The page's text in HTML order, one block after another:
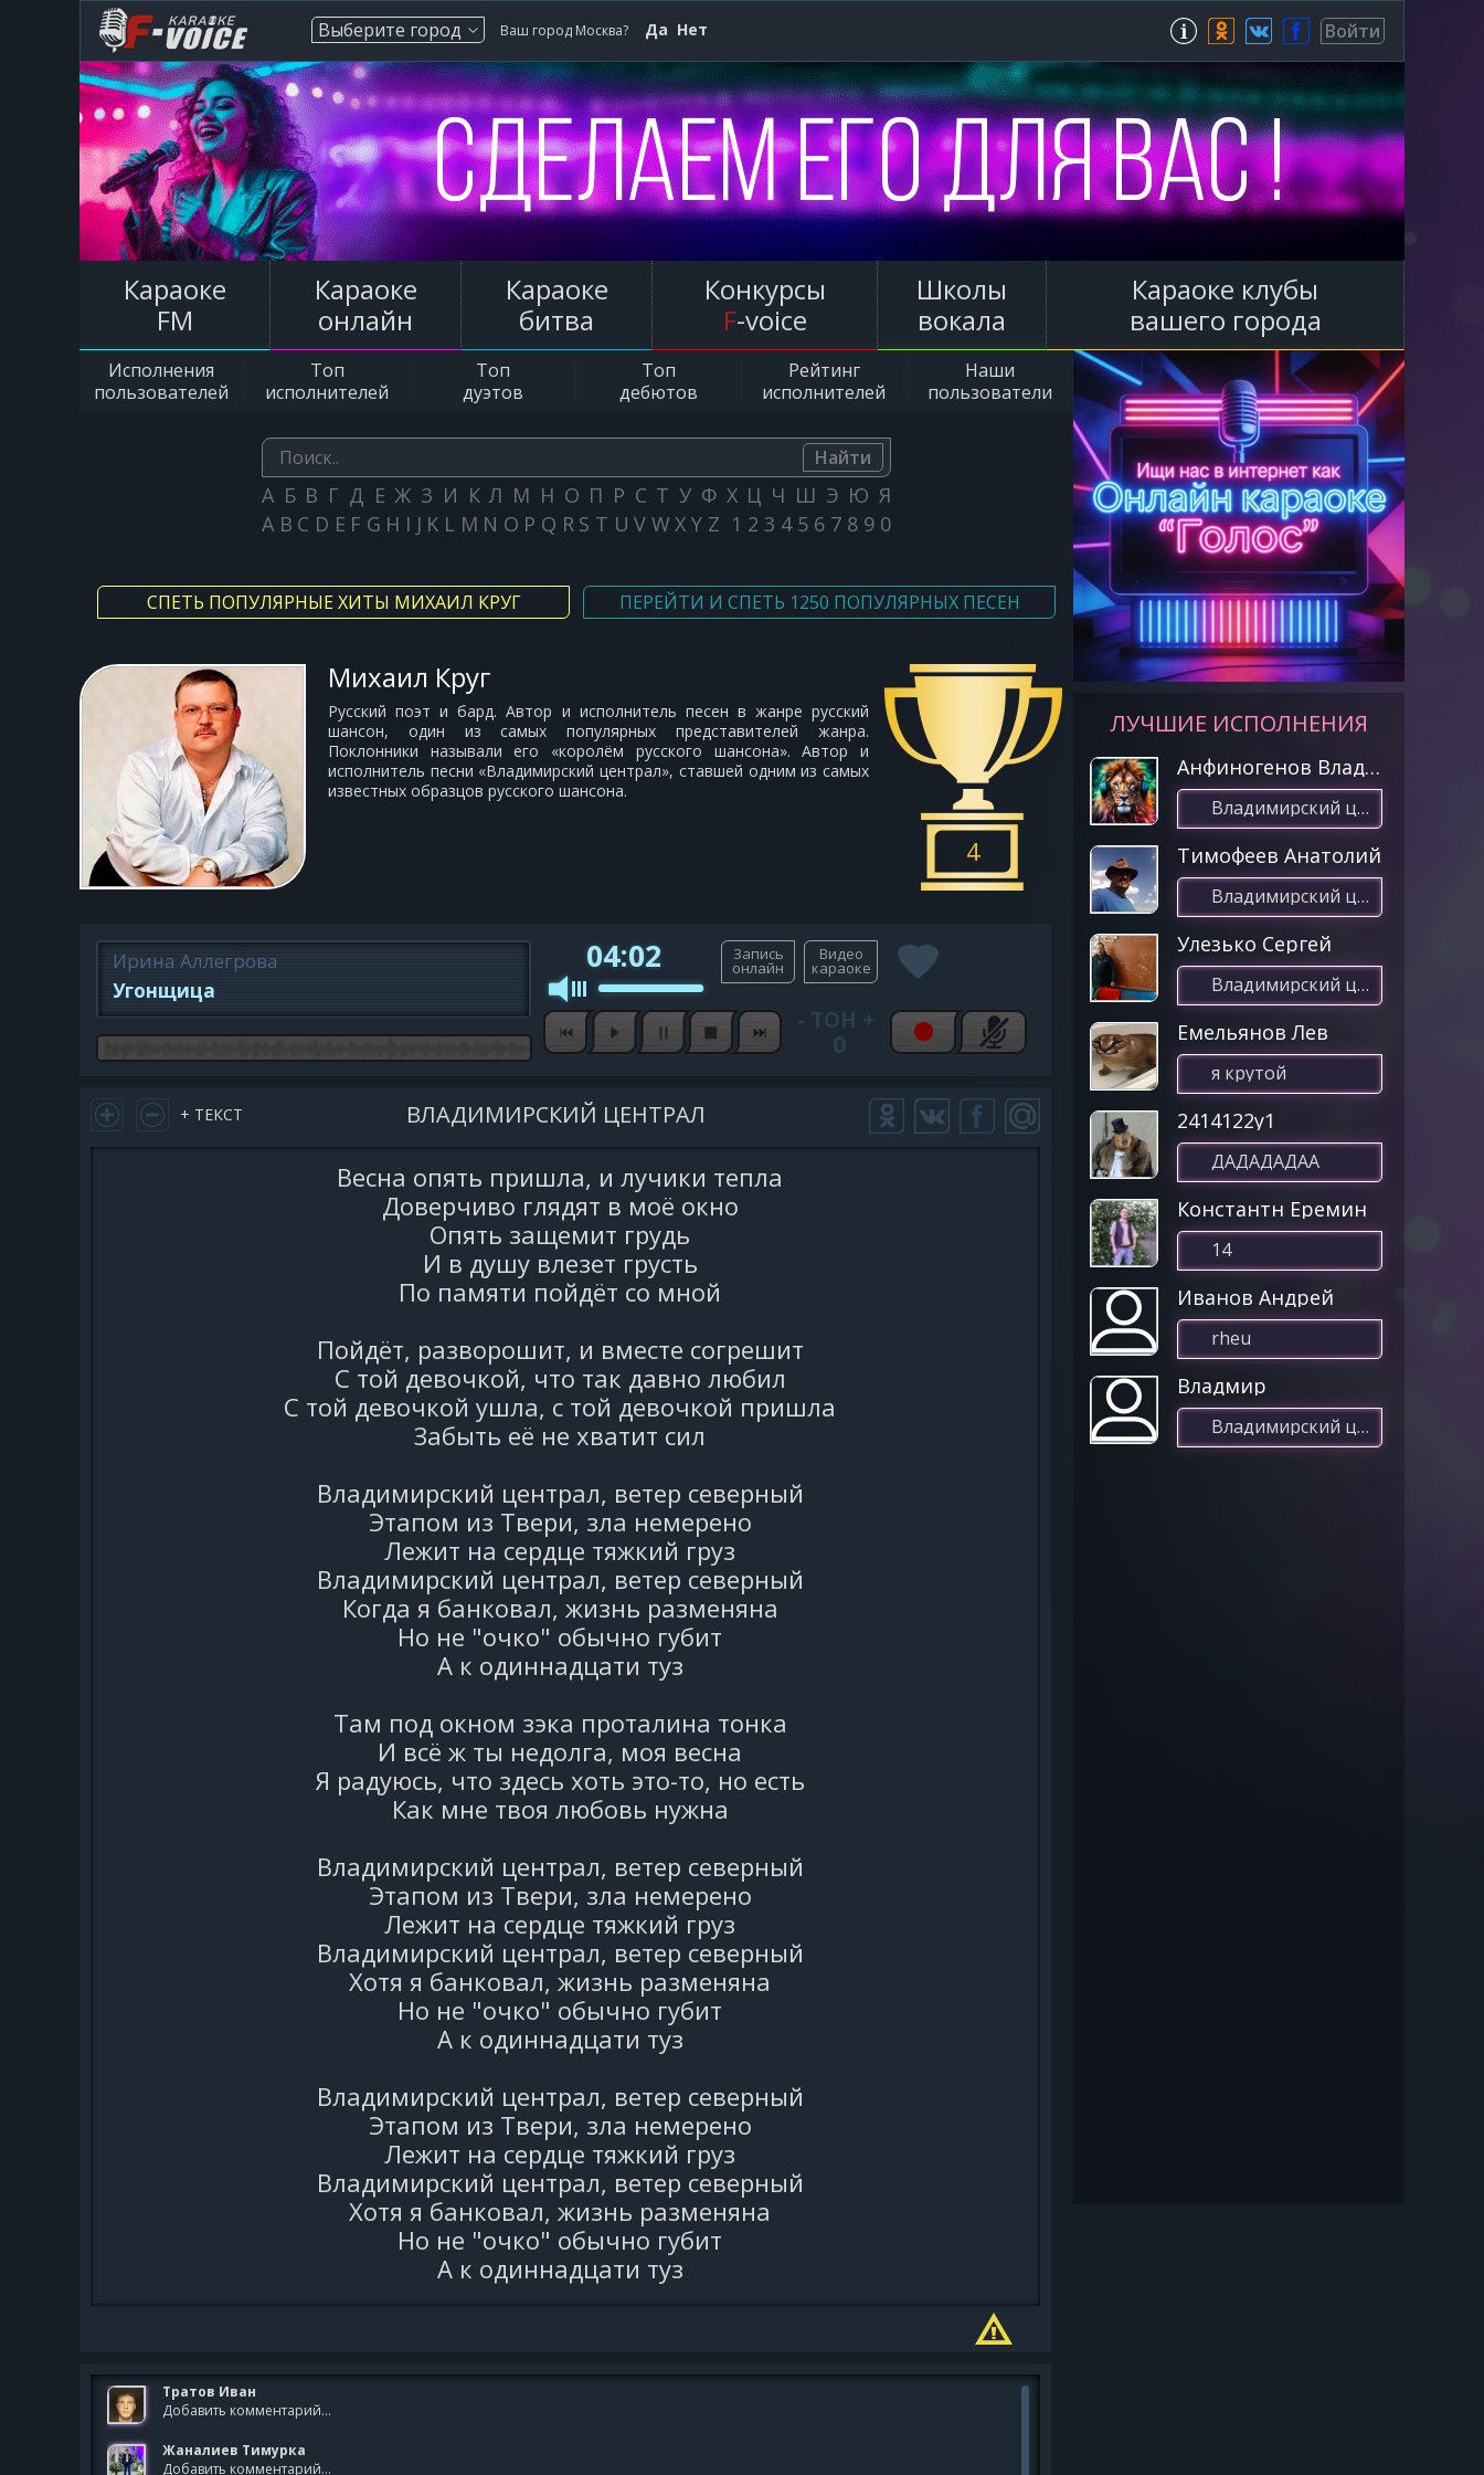
Зарегистрироваться
Выберите город Ваш город Москва? Да Нет Войти
Караоке
FM
Караоке
онлайн
Караоке
битва
Конкурсы
F-voice
Школы
вокала
Караоке клубы
вашего города
Исполнения
пользователей
Топ
исполнителей
Топ
дуэтов
Топ
дебютов
Рейтинг
исполнителей
Наши
пользователи
Найти
А Б В Г Д Е Ж З И К Л М Н О П Р С Т У Ф Х Ц Ч Ш Э Ю Я
A B C D E F G H I J K L M N O P Q R S T U V W X Y Z 1 2 3 4 5 6 7 8 9 0
СПЕТЬ ПОПУЛЯРНЫЕ ХИТЫ МИХАИЛ КРУГ ПЕРЕЙТИ И СПЕТЬ 1250 ПОПУЛЯРНЫХ ПЕСЕН
Михаил Круг
Русский поэт и бард. Автор и исполнитель песен в жанре русский
шансон, один из самых популярных представителей жанра.
Поклонники называли его «королём русского шансона». Автор и
исполнитель песни «Владимирский централ», ставшей одним из самых
известных образцов русского шансона.
4
Ирина Аллегрова
Угонщица
04:02
- ТОН +
0
+ ТЕКСТ ВЛАДИМИРСКИЙ ЦЕНТРАЛ
Весна опять пришла, и лучики тепла
Доверчиво глядят в моё окно
Опять защемит грудь
И в душу влезет грусть
По памяти пойдёт со мной
Пойдёт, разворошит, и вместе согрешит
С той девочкой, что так давно любил
С той девочкой ушла, с той девочкой пришла
Забыть её не хватит сил
Владимирский централ, ветер северный
Этапом из Твери, зла немерено
Лежит на сердце тяжкий груз
Владимирский централ, ветер северный
Когда я банковал, жизнь разменяна
Но не "очко" обычно губит
А к одиннадцати туз
Там под окном зэка проталина тонка
И всё ж ты недолга, моя весна
Я радуюсь, что здесь хоть это-то, но есть
Как мне твоя любовь нужна
Владимирский централ, ветер северный
Этапом из Твери, зла немерено
Лежит на сердце тяжкий груз
Владимирский централ, ветер северный
Хотя я банковал, жизнь разменяна
Но не "очко" обычно губит
А к одиннадцати туз
Владимирский централ, ветер северный
Этапом из Твери, зла немерено
Лежит на сердце тяжкий груз
Владимирский централ, ветер северный
Хотя я банковал, жизнь разменяна
Но не "очко" обычно губит
А к одиннадцати туз
Тратов Иван
Добавить комментарий...
Жаналиев Тимурка
Добавить комментарий...
ЛУЧШИЕ ИСПОЛНЕНИЯ
Анфиногенов Владимир
Владимирский централ
Тимофеев Анатолий
Владимирский центал(21.01.2023 18:17)
Улезько Сергей
Владимирский централ
Емельянов Лев
я крутой
2414122у1
ДАДАДАДАА
Константн Еремин
14
Иванов Андрей
rheu
Владмир
Владимирский централ